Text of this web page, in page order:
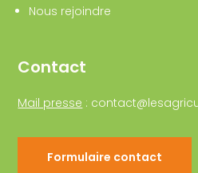
Nous rejoindre
Contact
Mail presse :
Formulaire contact